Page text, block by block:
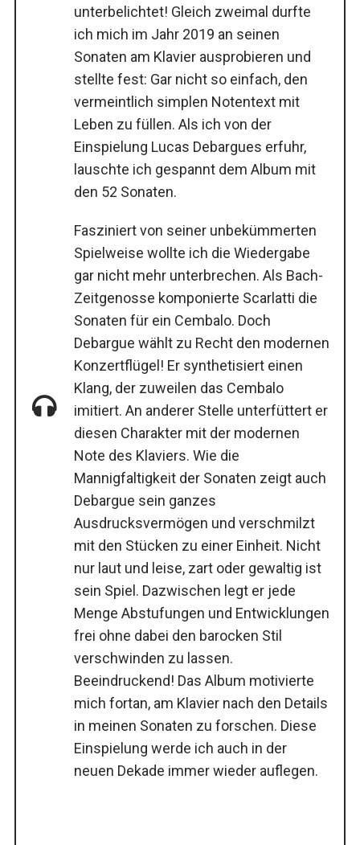
unterbelichtet! Gleich zweimal durfte
ich mich im Jahr 2019 an seinen
Sonaten am Klavier ausprobieren und
stellte fest: Gar nicht so einfach, den
vermeintlich simplen Notentext mit
Leben zu füllen. Als ich von der
Einspielung Lucas Debargues erfuhr,
lauschte ich gespannt dem Album mit
den 52 Sonaten.
Fasziniert von seiner unbekümmerten
Spielweise wollte ich die Wiedergabe
gar nicht mehr unterbrechen. Als Bach-
Zeitgenosse komponierte Scarlatti die
Sonaten für ein Cembalo. Doch
Debargue wählt zu Recht den modernen
Konzertflügel! Er synthetisiert einen
Klang, der zuweilen das Cembalo
imitiert. An anderer Stelle unterfüttert er
diesen Charakter mit der modernen
Note des Klaviers. Wie die
Mannigfaltigkeit der Sonaten zeigt auch
Debargue sein ganzes
Ausdrucksvermögen und verschmilzt
mit den Stücken zu einer Einheit. Nicht
nur laut und leise, zart oder gewaltig ist
sein Spiel. Dazwischen legt er jede
Menge Abstufungen und Entwicklungen
frei ohne dabei den barocken Stil
verschwinden zu lassen.
Beeindruckend! Das Album motivierte
mich fortan, am Klavier nach den Details
in meinen Sonaten zu forschen. Diese
Einspielung werde ich auch in der
neuen Dekade immer wieder auflegen.